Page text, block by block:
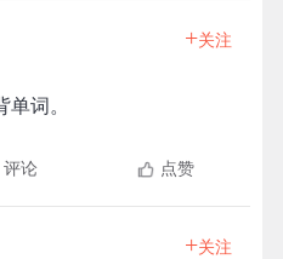
+关注
词。
论 点赞
+关注